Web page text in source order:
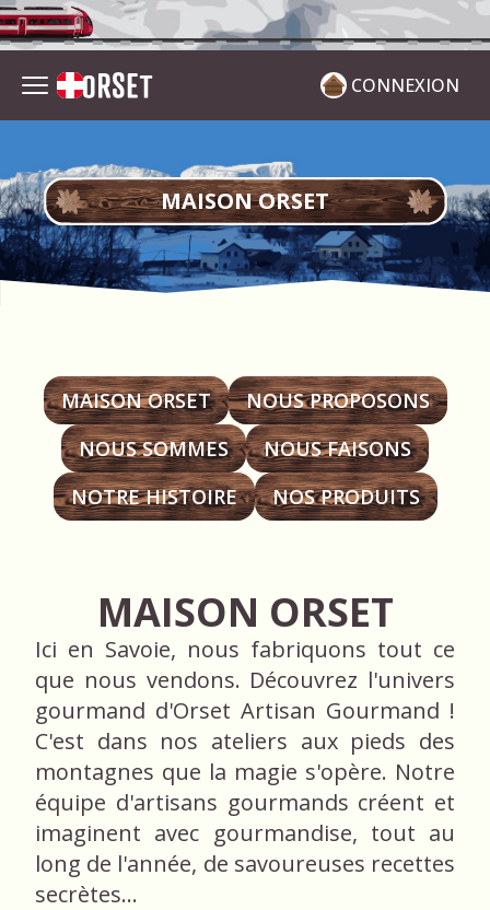
CONNEXION
MAISON ORSET
MAISON ORSET
NOUS PROPOSONS
NOUS SOMMES
NOUS FAISONS
NOTRE HISTOIRE
NOS PRODUITS
MAISON ORSET
Ici en Savoie, nous fabriquons tout ce
que nous vendons. Découvrez l'univers
gourmand d'Orset Artisan Gourmand !
C'est dans nos ateliers aux pieds des
montagnes que la magie s'opère. Notre
équipe d'artisans gourmands créent et
imaginent avec gourmandise, tout au
long de l'année, de savoureuses recettes
secrètes…